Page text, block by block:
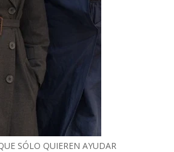
SÓLO QUIEREN AYUDAR